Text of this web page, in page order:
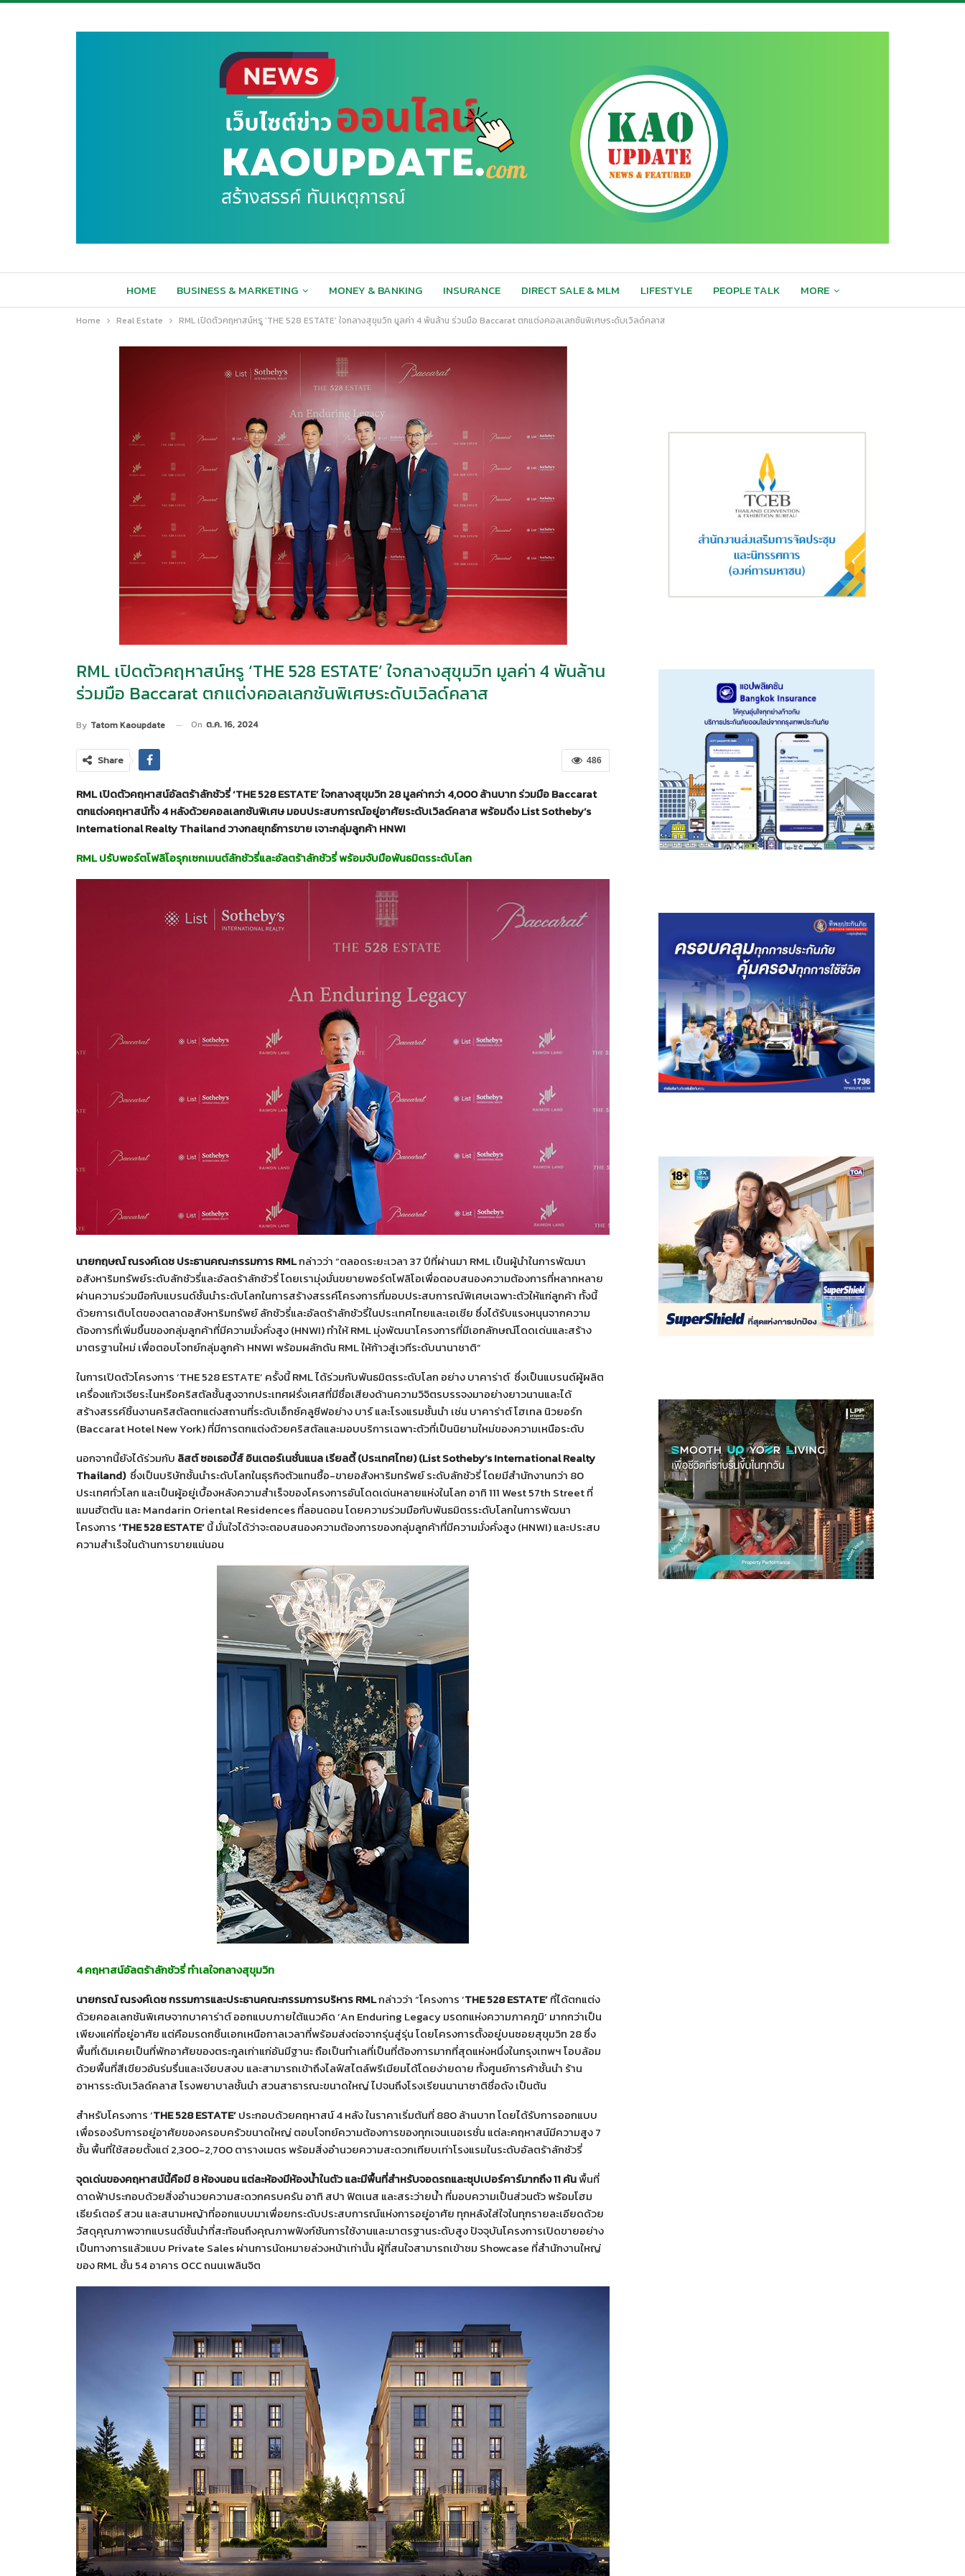
HOME BUSINESS & MARKETING MONEY & BANKING INSURANCE DIRECT SALE & MLM LIFESTYLE PEOPLE TALK MORE
Home Real Estate RML เปิดตัวคฤหาสน์หรู ‘THE 528 ESTATE’ ใจกลางสุขุมวิท มูลค่า 4 พันล้าน ร่วมมือ Baccarat ตกแต่งคอลเลกชันพิเศษระดับเวิลด์คลาส
RML เปิดตัวคฤหาสน์หรู ‘THE 528 ESTATE’ ใจกลางสุขุมวิท มูลค่า 4 พันล้าน
ร่วมมือ Baccarat ตกแต่งคอลเลกชันพิเศษระดับเวิลด์คลาส
By Tatom Kaoupdate On ต.ค. 16, 2024
486
Share
RML เปิดตัวคฤหาสน์อัลตร้าลักชัวรี่ ‘THE 528 ESTATE’ ใจกลางสุขุมวิท 28 มูลค่ากว่า 4,000 ล้านบาท ร่วมมือ Baccarat
ตกแต่งคฤหาสน์ทั้ง 4 หลังด้วยคอลเลกชันพิเศษ มอบประสบการณ์อยู่อาศัยระดับเวิลด์คลาส พร้อมดึง List Sotheby’s
International Realty Thailand วางกลยุทธ์การขาย เจาะกลุ่มลูกค้า HNWI
RML ปรับพอร์ตโฟลิโอรุกเซกเมนต์ลักชัวรี่และอัลตร้าลักชัวรี่ พร้อมจับมือพันธมิตรระดับโลก
นายกฤษณ์ ณรงค์เดช ประธานคณะกรรมการRMLกล่าวว่า “ตลอดระยะเวลา 37 ปีที่ผ่านมา RML เป็นผู้นำในการพัฒนา
อสังหาริมทรัพย์ระดับลักชัวรี่และอัลตร้าลักชัวรี่ โดยเรามุ่งมั่นขยายพอร์ตโฟลิโอเพื่อตอบสนองความต้องการที่หลากหลาย
ผ่านความร่วมมือกับแบรนด์ชั้นนำระดับโลกในการสร้างสรรค์โครงการที่มอบประสบการณ์พิเศษเฉพาะตัวให้แก่ลูกค้า ทั้งนี้
ด้วยการเติบโตของตลาดอสังหาริมทรัพย์ ลักชัวรี่และอัลตร้าลักชัวรี่ในประเทศไทยและเอเชีย ซึ่งได้รับแรงหนุนจากความ
ต้องการที่เพิ่มขึ้นของกลุ่มลูกค้าที่มีความมั่งคั่งสูง (HNWI) ทำให้ RML มุ่งพัฒนาโครงการที่มีเอกลักษณ์โดดเด่นและสร้าง
มาตรฐานใหม่ เพื่อตอบโจทย์กลุ่มลูกค้า HNWI พร้อมผลักดัน RML ให้ก้าวสู่เวทีระดับนานาชาติ”
ในการเปิดตัวโครงการ ‘THE 528 ESTATE’ ครั้งนี้ RML ได้ร่วมกับพันธมิตรระดับโลก อย่าง บาคาร่าต์ ซึ่งเป็นแบรนด์ผู้ผลิต
เครื่องแก้วเจียระไนหรือคริสตัลชั้นสูงจากประเทศฝรั่งเศสที่มีชื่อเสียงด้านความวิจิตรบรรจงมาอย่างยาวนานและได้
สร้างสรรค์ชิ้นงานคริสตัลตกแต่งสถานที่ระดับเอ็กซ์คลูซีฟอย่าง บาร์ และโรงแรมชั้นนำ เช่น บาคาร่าต์ โฮเทล นิวยอร์ก
(Baccarat Hotel New York) ที่มีการตกแต่งด้วยคริสตัลและมอบบริการเฉพาะตัวที่เป็นนิยามใหม่ของความเหนือระดับ
นอกจากนี้ยังได้ร่วมกับ ลิสต์ ซอเธอบี้ส์ อินเตอร์เนชั่นแนล เรียลตี้ (ประเทศไทย)(List Sotheby’s International Realty
Thailand)ซึ่งเป็นบริษัทชั้นนำระดับโลกในธุรกิจตัวแทนซื้อ-ขายอสังหาริมทรัพย์ ระดับลักชัวรี่ โดยมีสำนักงานกว่า 80
ประเทศทั่วโลก และเป็นผู้อยู่เบื้องหลังความสำเร็จของโครงการอันโดดเด่นหลายแห่งในโลก อาทิ 111 West 57th Street ที่
แมนฮัตตัน และ Mandarin Oriental Residences ที่ลอนดอน โดยความร่วมมือกับพันธมิตรระดับโลกในการพัฒนา
โครงการ‘THE 528 ESTATE’นี้ มั่นใจได้ว่าจะตอบสนองความต้องการของกลุ่มลูกค้าที่มีความมั่งคั่งสูง (HNWI) และประสบ
ความสำเร็จในด้านการขายแน่นอน
4 คฤหาสน์อัลตร้าลักชัวรี่ ทำเลใจกลางสุขุมวิท
นายกรณ์ ณรงค์เดช กรรมการและประธานคณะกรรมการบริหาร RMLกล่าวว่า “โครงการ ‘THE 528 ESTATE’ที่ได้ตกแต่ง
ด้วยคอลเลกชันพิเศษจากบาคาร่าต์ ออกแบบภายใต้แนวคิด ‘An Enduring Legacy มรดกแห่งความภาคภูมิ’ มากกว่าเป็น
เพียงแค่ที่อยู่อาศัย แต่คือมรดกชิ้นเอกเหนือกาลเวลาที่พร้อมส่งต่อจากรุ่นสู่รุ่น โดยโครงการตั้งอยู่บนซอยสุขุมวิท 28 ซึ่ง
พื้นที่เดิมเคยเป็นที่พักอาศัยของตระกูลเก่าแก่อันมีฐานะ ถือเป็นทำเลที่เป็นที่ต้องการมากที่สุดแห่งหนึ่งในกรุงเทพฯ โอบล้อม
ด้วยพื้นที่สีเขียวอันร่มรื่นและเงียบสงบ และสามารถเข้าถึงไลฟ์สไตล์พรีเมียมได้โดยง่ายดาย ทั้งศูนย์การค้าชั้นนำ ร้าน
อาหารระดับเวิลด์คลาส โรงพยาบาลชั้นนำ สวนสาธารณะขนาดใหญ่ ไปจนถึงโรงเรียนนานาชาติชื่อดัง เป็นต้น
สำหรับโครงการ ‘THE 528 ESTATE’ประกอบด้วยคฤหาสน์ 4 หลัง ในราคาเริ่มต้นที่ 880 ล้านบาท โดยได้รับการออกแบบ
เพื่อรองรับการอยู่อาศัยของครอบครัวขนาดใหญ่ ตอบโจทย์ความต้องการของทุกเจนเนอเรชั่น แต่ละคฤหาสน์มีความสูง 7
ชั้น พื้นที่ใช้สอยตั้งแต่ 2,300-2,700 ตารางเมตร พร้อมสิ่งอำนวยความสะดวกเทียบเท่าโรงแรมในระดับอัลตร้าลักชัวรี่
จุดเด่นของคฤหาสน์นี้คือมี8 ห้องนอน แต่ละห้องมีห้องน้ำในตัว และมีพื้นที่สำหรับจอดรถและซุปเปอร์คาร์มากถึง 11 คันพื้นที่
ดาดฟ้าประกอบด้วยสิ่งอำนวยความสะดวกครบครัน อาทิ สปา ฟิตเนส และสระว่ายน้ำ ที่มอบความเป็นส่วนตัว พร้อมโฮม
เธียร์เตอร์ สวน และสนามหญ้าที่ออกแบบมาเพื่อยกระดับประสบการณ์แห่งการอยู่อาศัย ทุกหลังใส่ใจในทุกรายละเอียดด้วย
วัสดุคุณภาพจากแบรนด์ชั้นนำที่สะท้อนถึงคุณภาพฟังก์ชันการใช้งานและมาตรฐานระดับสูง ปัจจุบันโครงการเปิดขายอย่าง
เป็นทางการแล้วแบบ Private Sales ผ่านการนัดหมายล่วงหน้าเท่านั้น ผู้ที่สนใจสามารถเข้าชม Showcase ที่สำนักงานใหญ่
ของ RML ชั้น 54 อาคาร OCC ถนนเพลินจิต